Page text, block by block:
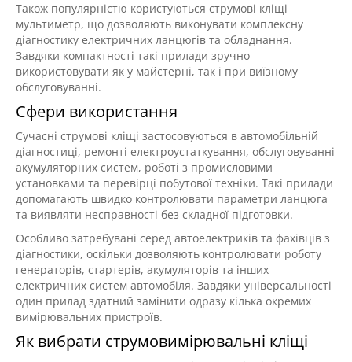
Також популярністю користуються струмові кліщі
мультиметр, що дозволяють виконувати комплексну
діагностику електричних ланцюгів та обладнання.
Завдяки компактності такі прилади зручно
використовувати як у майстерні, так і при виїзному
обслуговуванні.
Сфери використання
Сучасні струмові кліщі застосовуються в автомобільній
діагностиці, ремонті електроустаткування, обслуговуванні
акумуляторних систем, роботі з промисловими
установками та перевірці побутової техніки. Такі прилади
допомагають швидко контролювати параметри ланцюга
та виявляти несправності без складної підготовки.
Особливо затребувані серед автоелектриків та фахівців з
діагностики, оскільки дозволяють контролювати роботу
генераторів, стартерів, акумуляторів та інших
електричних систем автомобіля. Завдяки універсальності
один прилад здатний замінити одразу кілька окремих
вимірювальних пристроїв.
Як вибрати струмовимірювальні кліщі